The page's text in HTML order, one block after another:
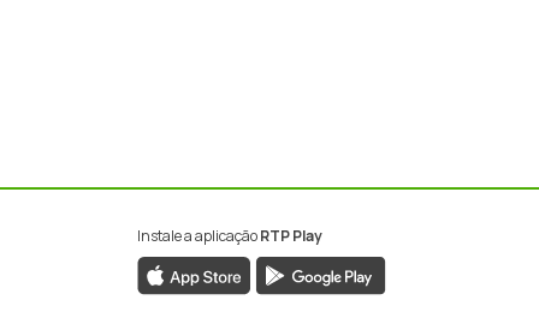
Instale a aplicaçãoRTP Play